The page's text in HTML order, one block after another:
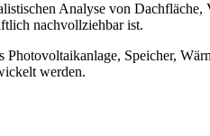
Analyse von
nachvollziehbar ist.
Photovoltaikanlage, Speicher,
werden.